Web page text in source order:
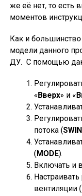
же её нет, то
моментов
Как и
модели данного
ДУ. С помощью
«Вверх» и «
потока (
(MODE).
Включать и
вентиляции (